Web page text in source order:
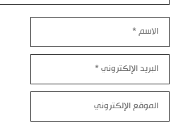
الإلكتروني
الإلكتروني